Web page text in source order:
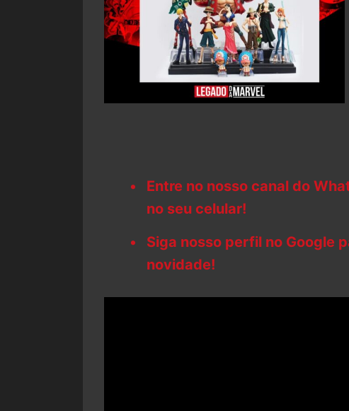
Entre no nosso canal do
no seu celular!
Siga nosso perfil no Google
novidade!